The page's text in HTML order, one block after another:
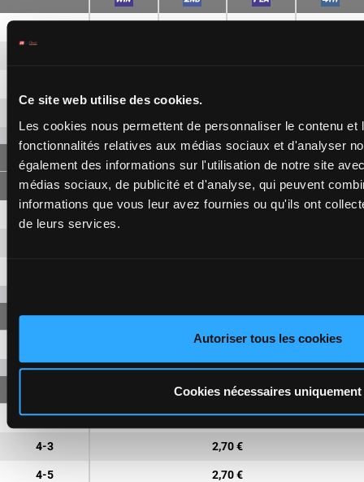
Ce site web utilise des cookies.
Les cookies nous permettent de personnaliser le contenu
fonctionnalités relatives aux médias sociaux et d'analyser
également des informations sur l'utilisation de notre site
médias sociaux, de publicité et d'analyse, qui peuvent
informations que vous leur avez fournies ou qu'ils ont
de leurs services.
Autoriser tous les cookies
Cookies nécessaires uniquement
81,10 €
4-6 2,70 €
4-3 2,70 €
4-5 2,70 €